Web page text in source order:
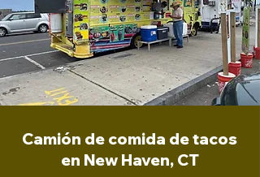
Camión de comida de tacos
en New Haven, CT